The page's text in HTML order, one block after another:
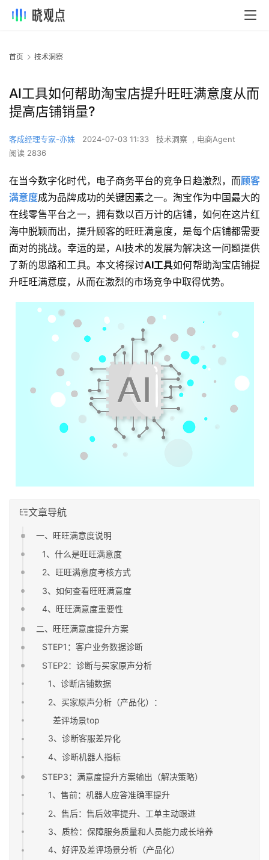
首页 技术洞察
AI工具如何帮助淘宝店提升旺旺满意度从而
提高店铺销量?
客成经理专家-亦姝 2024-07-03 11:33 技术洞察 , 电商Agent
阅读 2836
在当今数字化时代，电子商务平台的竞争日趋激烈，而顾客
满意度成为品牌成功的关键因素之一。淘宝作为中国最大的
在线零售平台之一，拥有数以百万计的店铺，如何在这片红
海中脱颖而出，提升顾客的旺旺满意度，是每个店铺都需要
面对的挑战。幸运的是，AI技术的发展为解决这一问题提供
了新的思路和工具。本文将探讨AI工具如何帮助淘宝店铺提
升旺旺满意度，从而在激烈的市场竞争中取得优势。
文章导航
一、旺旺满意度说明
1、什么是旺旺满意度
2、旺旺满意度考核方式
3、如何查看旺旺满意度
4、旺旺满意度重要性
二、旺旺满意度提升方案
STEP1：客户业务数据诊断
STEP2：诊断与买家原声分析
1、诊断店铺数据
2、买家原声分析（产品化）：
差评场景top
3、诊断客服差异化
4、诊断机器人指标
STEP3：满意度提升方案输出（解决策略）
1、售前：机器人应答准确率提升
2、售后：售后效率提升、工单主动跟进
3、质检：保障服务质量和人员能力成长培养
4、好评及差评场景分析（产品化）